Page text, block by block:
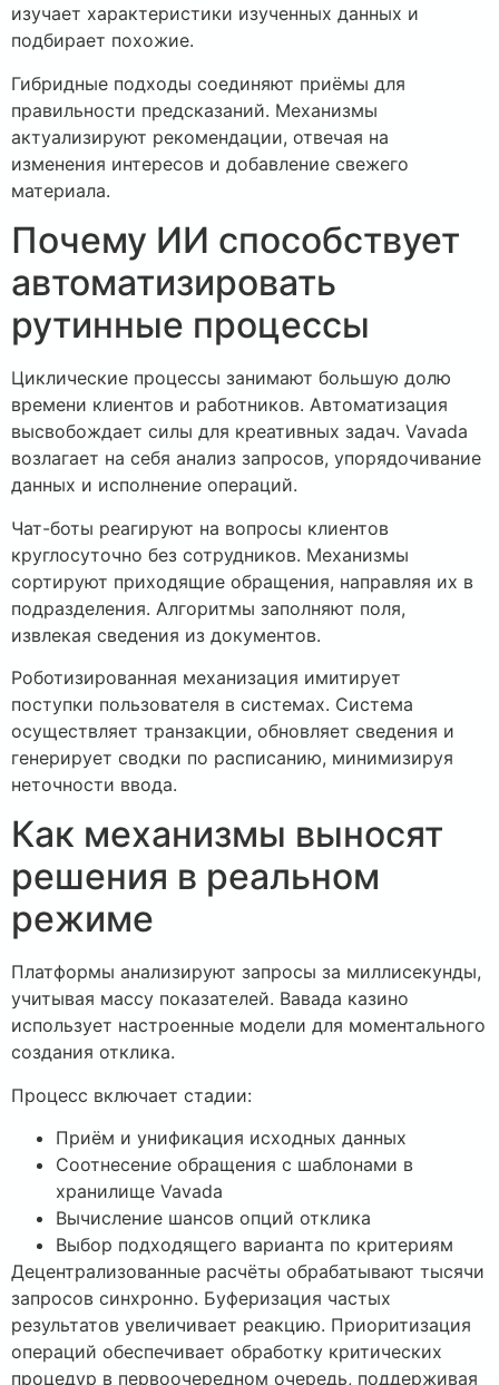
изучает характеристики изученных данных и
подбирает похожие.
Гибридные подходы соединяют приёмы для
правильности предсказаний. Механизмы
актуализируют рекомендации, отвечая на
изменения интересов и добавление свежего
материала.
Почему ИИ способствует
автоматизировать
рутинные процессы
Циклические процессы занимают большую долю
времени клиентов и работников. Автоматизация
высвобождает силы для креативных задач. Vavada
возлагает на себя анализ запросов, упорядочивание
данных и исполнение операций.
Чат-боты реагируют на вопросы клиентов
круглосуточно без сотрудников. Механизмы
сортируют приходящие обращения, направляя их в
подразделения. Алгоритмы заполняют поля,
извлекая сведения из документов.
Роботизированная механизация имитирует
поступки пользователя в системах. Система
осуществляет транзакции, обновляет сведения и
генерирует сводки по расписанию, минимизируя
неточности ввода.
Как механизмы выносят
решения в реальном
режиме
Платформы анализируют запросы за миллисекунды,
учитывая массу показателей. Вавада казино
использует настроенные модели для моментального
создания отклика.
Процесс включает стадии:
Приём и унификация исходных данных
Соотнесение обращения с шаблонами в
хранилище Vavada
Вычисление шансов опций отклика
Выбор подходящего варианта по критериям
Децентрализованные расчёты обрабатывают тысячи
запросов синхронно. Буферизация частых
результатов увеличивает реакцию. Приоритизация
операций обеспечивает обработку критических
процедур в первоочередном очередь, поддерживая